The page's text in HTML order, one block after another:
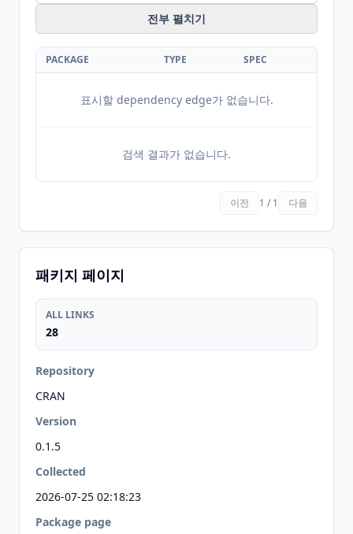
전부 펼치기
PACKAGE TYPE SPEC
표시할 dependency edge가 없습니다.
검색 결과가 없습니다.
이전 1 / 1 다음
패키지 페이지
ALL LINKS
28
Repository
CRAN
Version
0.1.5
Collected
2026-07-25 02:18:23
Package page